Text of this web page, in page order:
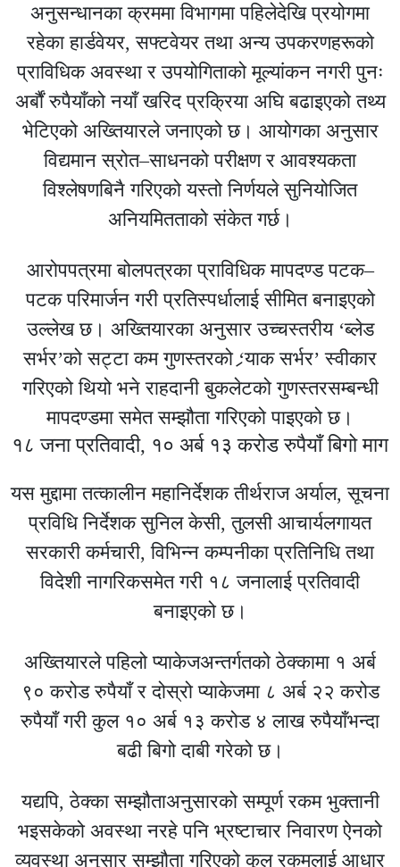
अनुसन्धानका क्रममा विभागमा पहिलेदेखि प्रयोगमा
रहेका हार्डवेयर, सफ्टवेयर तथा अन्य उपकरणहरूको
प्राविधिक अवस्था र उपयोगिताको मूल्यांकन नगरी पुनः
अर्बौं रुपैयाँको नयाँ खरिद प्रक्रिया अघि बढाइएको तथ्य
भेटिएको अख्तियारले जनाएको छ। आयोगका अनुसार
विद्यमान स्रोत–साधनको परीक्षण र आवश्यकता
विश्लेषणबिनै गरिएको यस्तो निर्णयले सुनियोजित
अनियमितताको संकेत गर्छ।
आरोपपत्रमा बोलपत्रका प्राविधिक मापदण्ड पटक–
पटक परिमार्जन गरी प्रतिस्पर्धालाई सीमित बनाइएको
उल्लेख छ। अख्तियारका अनुसार उच्चस्तरीय ‘ब्लेड
सर्भर’को सट्टा कम गुणस्तरको ‘र्‍याक सर्भर’ स्वीकार
गरिएको थियो भने राहदानी बुकलेटको गुणस्तरसम्बन्धी
मापदण्डमा समेत सम्झौता गरिएको पाइएको छ।
१८ जना प्रतिवादी, १० अर्ब १३ करोड रुपैयाँ बिगो माग
यस मुद्दामा तत्कालीन महानिर्देशक तीर्थराज अर्याल, सूचना
प्रविधि निर्देशक सुनिल केसी, तुलसी आचार्यलगायत
सरकारी कर्मचारी, विभिन्न कम्पनीका प्रतिनिधि तथा
विदेशी नागरिकसमेत गरी १८ जनालाई प्रतिवादी
बनाइएको छ।
अख्तियारले पहिलो प्याकेजअन्तर्गतको ठेक्कामा १ अर्ब
९० करोड रुपैयाँ र दोस्रो प्याकेजमा ८ अर्ब २२ करोड
रुपैयाँ गरी कुल १० अर्ब १३ करोड ४ लाख रुपैयाँभन्दा
बढी बिगो दाबी गरेको छ।
यद्यपि, ठेक्का सम्झौताअनुसारको सम्पूर्ण रकम भुक्तानी
भइसकेको अवस्था नरहे पनि भ्रष्टाचार निवारण ऐनको
व्यवस्था अनुसार सम्झौता गरिएको कुल रकमलाई आधार